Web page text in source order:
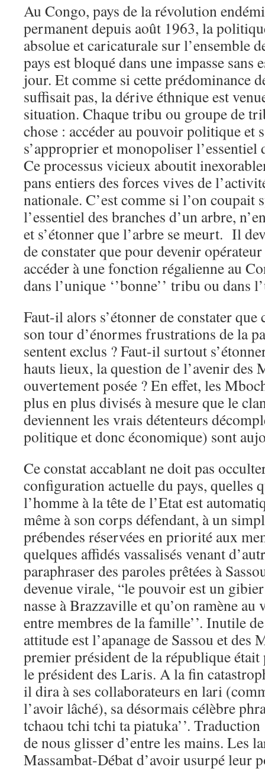
Au Congo, pays de la révolution
permanent depuis août 1963, la
absolue et caricaturale sur l’ensemble
pays est bloqué dans une impasse sans
jour. Et comme si cette prédominance
suffisait pas, la dérive éthnique est
situation. Chaque tribu ou groupe de
chose : accéder au pouvoir politique et
s’approprier et monopoliser l’essentiel
Ce processus vicieux aboutit
pans entiers des forces vives de
nationale. C’est comme si l’on coupait
l’essentiel des branches d’un arbre,
et s’étonner que l’arbre se meurt. Il
de constater que pour devenir
accéder à une fonction régalienne au
dans l’unique ‘’bonne’’ tribu ou dans
Faut-il alors s’étonner de constater que
son tour d’énormes frustrations de la
sentent exclus ? Faut-il surtout
hauts lieux, la question de l’avenir des
ouvertement posée ? En effet, les
plus en plus divisés à mesure que le
deviennent les vrais détenteurs
politique et donc économique) sont
Ce constat accablant ne doit pas
configuration actuelle du pays, quelles
l’homme à la tête de l’Etat est
même à son corps défendant, à un
prébendes réservées en priorité aux
quelques affidés vassalisés venant
paraphraser des paroles prêtées à
devenue virale, “le pouvoir est un
nasse à Brazzaville et qu’on ramène
entre membres de la famille’’. Inutile
attitude est l’apanage de Sassou et des
premier président de la république
le président des Laris. A la fin
il dira à ses collaborateurs en lari
l’avoir lâché), sa désormais célèbre
tchaou tchi tchi ta piatuka’’.
de nous glisser d’entre les mains. Les
Massambat-Débat d’avoir usurpé leur